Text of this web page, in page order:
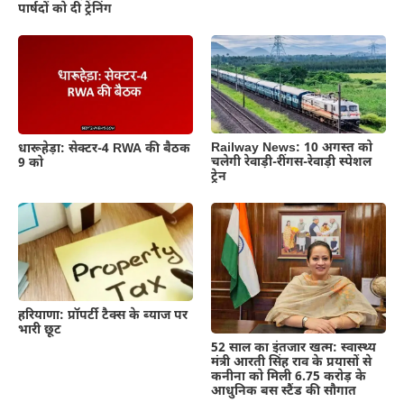
पार्षदों को दी ट्रेनिंग
धारूहेड़ा: सेक्टर-4 RWA की बैठक
9 को
Railway News: 10 अगस्त को
चलेगी रेवाड़ी-रींगस-रेवाड़ी स्पेशल
ट्रेन
हरियाणा: प्रॉपर्टी टैक्स के ब्याज पर
भारी छूट
52 साल का इंतजार खत्म: स्वास्थ्य
मंत्री आरती सिंह राव के प्रयासों से
कनीना को मिली 6.75 करोड़ के
आधुनिक बस स्टैंड की सौगात